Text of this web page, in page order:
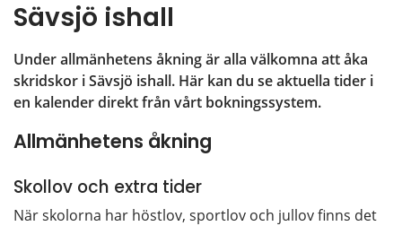
Sävsjö ishall
Under allmänhetens åkning är alla välkomna att åka
skridskor i Sävsjö ishall. Här kan du se aktuella tider i
en kalender direkt från vårt bokningssystem.
Allmänhetens åkning
Skollov och extra tider
När skolorna har höstlov, sportlov och jullov finns det